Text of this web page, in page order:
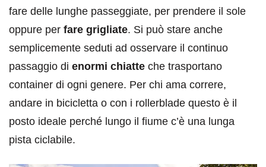
fare delle lunghe passeggiate, per prendere il sole
oppure per fare grigliate. Si può stare anche
semplicemente seduti ad osservare il continuo
passaggio di enormi chiatte che trasportano
container di ogni genere. Per chi ama correre,
andare in bicicletta o con i rollerblade questo è il
posto ideale perché lungo il fiume c’è una lunga
pista ciclabile.